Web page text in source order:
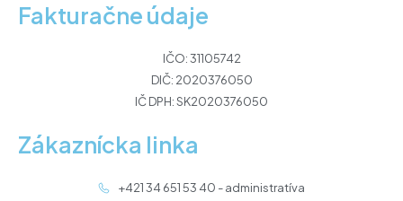
Fakturačne údaje
IČO: 31105742
DIČ: 2020376050
IČ DPH: SK2020376050
Zákaznícka linka
+421 34 651 53 40 - administratíva